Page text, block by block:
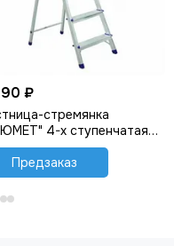
₽
стремянка
4-х ступенчатая
(АМ704)
Предзаказ